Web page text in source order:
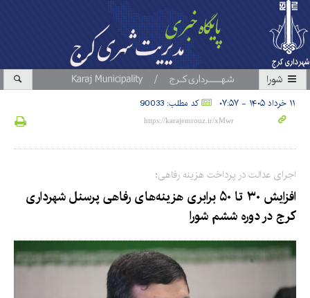
شورا
۱۱ خرداد ۱۴۰۵ - ۰۷:۵۷ کد مطلب: 90033
اجرای عدالت در پرداخت هزینه رفاهی؛
افزایش ۳۰ تا ۵۰ برابری هزینه‌های رفاهی پرسنل شهرداری
کرج در دوره ششم شورا